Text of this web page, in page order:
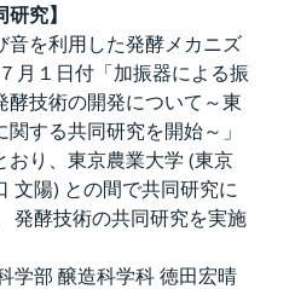
究】
音を利用した発酵メカニズ
月１日付「加振器による振
酵技術の開発について～東
する共同研究を開始～」
り、東京農業大学 (東京
文陽) との間で共同研究に
発酵技術の共同研究を実施
学部 醸造科学科 徳田宏晴